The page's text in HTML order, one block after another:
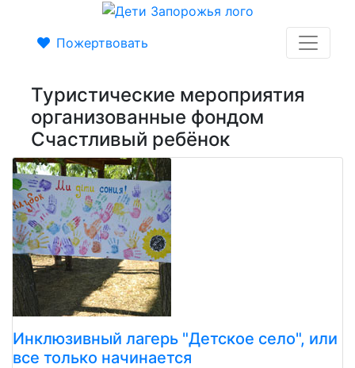
Пожертвовать
Туристические мероприятия
организованные фондом
Счастливый ребёнок
Инклюзивный лагерь "Детское село", или
все только начинается